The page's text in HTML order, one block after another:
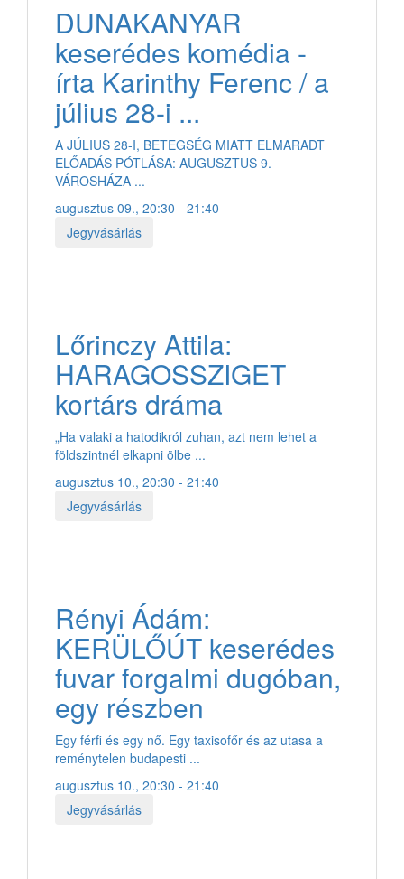
DUNAKANYAR
keserédes komédia -
írta Karinthy Ferenc / a
július 28-i ...
A JÚLIUS 28-I, BETEGSÉG MIATT ELMARADT
ELŐADÁS PÓTLÁSA: AUGUSZTUS 9.
VÁROSHÁZA ...
augusztus 09., 20:30 - 21:40
Jegyvásárlás
Lőrinczy Attila:
HARAGOSSZIGET
kortárs dráma
„Ha valaki a hatodikról zuhan, azt nem lehet a
földszintnél elkapni ölbe ...
augusztus 10., 20:30 - 21:40
Jegyvásárlás
Rényi Ádám:
KERÜLŐÚT keserédes
fuvar forgalmi dugóban,
egy részben
Egy férfi és egy nő. Egy taxisofőr és az utasa a
reménytelen budapesti ...
augusztus 10., 20:30 - 21:40
Jegyvásárlás